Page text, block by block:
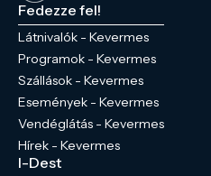
Fedezze fel!
Látnivalók - Kevermes
Programok - Kevermes
Szállások - Kevermes
Események - Kevermes
Vendéglátás - Kevermes
Hírek - Kevermes
I-Dest